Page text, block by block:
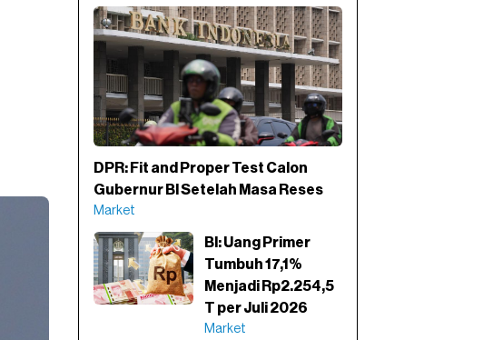
DPR: Fit and Proper Test Calon
Gubernur BI Setelah Masa Reses
Market
BI: Uang Primer
Tumbuh 17,1%
Menjadi Rp2.254,5
T per Juli 2026
Market